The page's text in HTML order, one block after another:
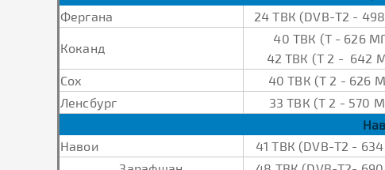
Фергана
24 ТВК (DVB-Т2 -
Коканд
40 ТВК (Т - 626
42 ТВК (Т 2 - 642
Сох 40 ТВК (Т 2 - 626
Ленсбург
33 ТВК (Т 2 - 570
Навои
41 ТВК (DVB-Т2 -